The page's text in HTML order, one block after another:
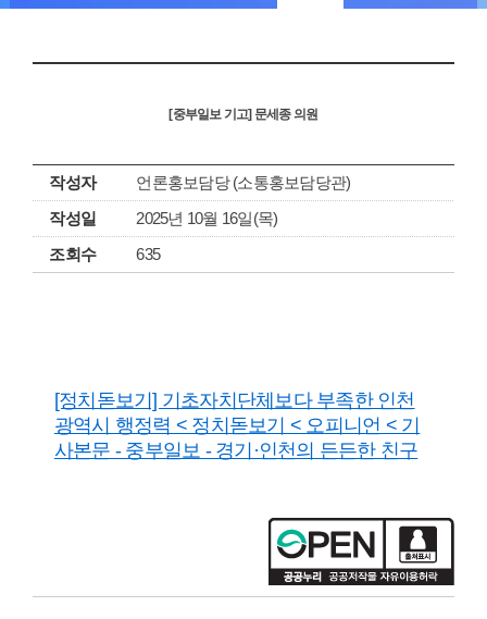
[중부일보 기고] 문세종 의원
작성자
언론홍보담당 (소통홍보담당관)
작성일
2025년 10월 16일(목)
조회수
635
[정치돋보기] 기초자치단체보다 부족한 인천
광역시 행정력 < 정치돋보기 < 오피니언 < 기
사본문 - 중부일보 - 경기·인천의 든든한 친구